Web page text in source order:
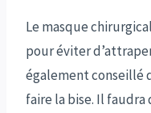
Le masque
pour éviter
également conseillé
faire la bise. Il